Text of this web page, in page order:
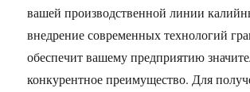
вашей производственной линии
внедрение современных технологий
обеспечит вашему предприятию
конкурентное преимущество. Для